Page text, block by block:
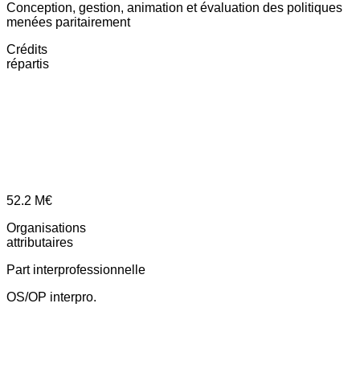
Conception, gestion, animation et évaluation des politiques
menées paritairement
Crédits
répartis
52.2 M€
Organisations
attributaires
Part interprofessionnelle
OS/OP interpro.